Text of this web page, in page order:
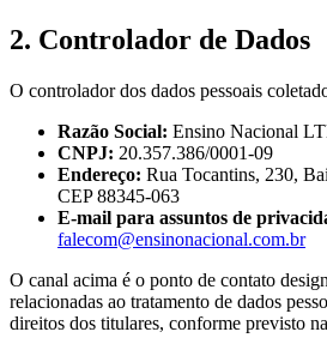
2. Controlador de Dados
O controlador dos dados pessoais
Razão Social: Ensino Nacional
CNPJ: 20.357.386/0001-09
Endereço: Rua Tocantins, 230,
CEP 88345-063
E-mail para assuntos de
falecom@ensinonacional.com.br
O canal acima é o ponto de contato
relacionadas ao tratamento de dados
direitos dos titulares, conforme previsto